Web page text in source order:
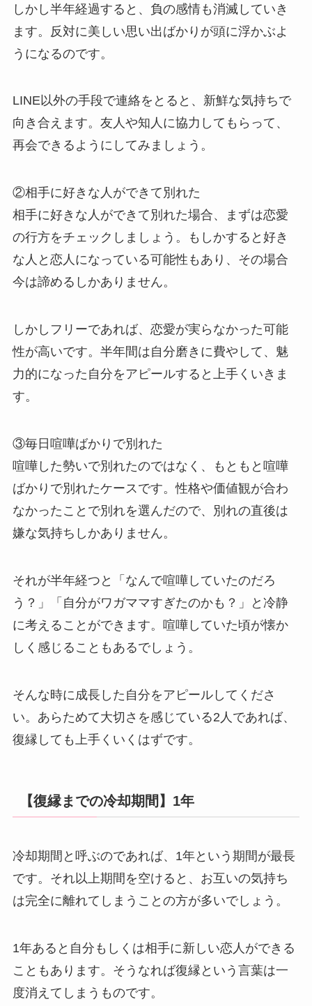
しかし半年経過すると、負の感情も消滅していき
ます。反対に美しい思い出ばかりが頭に浮かぶよ
うになるのです。
LINE以外の手段で連絡をとると、新鮮な気持ちで
向き合えます。友人や知人に協力してもらって、
再会できるようにしてみましょう。
②相手に好きな人ができて別れた
相手に好きな人ができて別れた場合、まずは恋愛
の行方をチェックしましょう。もしかすると好き
な人と恋人になっている可能性もあり、その場合
今は諦めるしかありません。
しかしフリーであれば、恋愛が実らなかった可能
性が高いです。半年間は自分磨きに費やして、魅
力的になった自分をアピールすると上手くいきま
す。
③毎日喧嘩ばかりで別れた
喧嘩した勢いで別れたのではなく、もともと喧嘩
ばかりで別れたケースです。性格や価値観が合わ
なかったことで別れを選んだので、別れの直後は
嫌な気持ちしかありません。
それが半年経つと「なんで喧嘩していたのだろ
う？」「自分がワガママすぎたのかも？」と冷静
に考えることができます。喧嘩していた頃が懐か
しく感じることもあるでしょう。
そんな時に成長した自分をアピールしてくださ
い。あらためて大切さを感じている2人であれば、
復縁しても上手くいくはずです。
【復縁までの冷却期間】1年
冷却期間と呼ぶのであれば、1年という期間が最長
です。それ以上期間を空けると、お互いの気持ち
は完全に離れてしまうことの方が多いでしょう。
1年あると自分もしくは相手に新しい恋人ができる
こともあります。そうなれば復縁という言葉は一
度消えてしまうものです。